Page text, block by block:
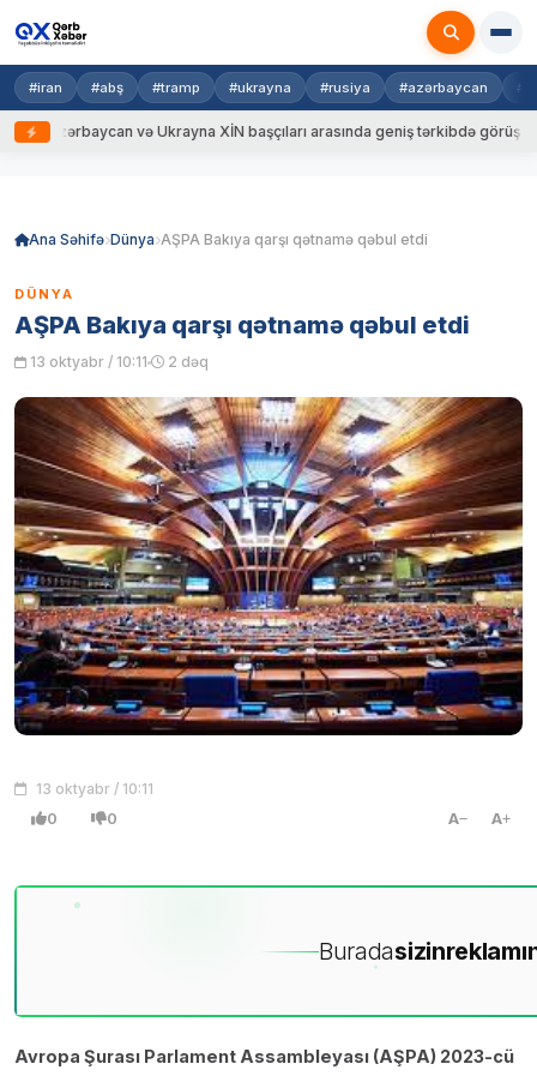
#iran #abş #tramp #ukrayna #rusiya #azərbaycan
və Ukrayna XİN başçıları arasında geniş tərkibdə görüş keçirilib
Ana Səhifə Dünya AŞPA Bakıya qarşı qətnamə qəbul etdi
DÜNYA
AŞPA Bakıya qarşı qətnamə qəbul etdi
13 oktyabr / 10:11 2 dəq
13 oktyabr / 10:11
0 0 A A
Buradasizin
Avropa Şurası Parlament Assambleyası (AŞPA) 2023-cü